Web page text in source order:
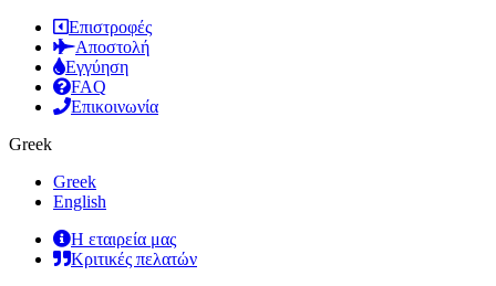
Επιστροφές
Αποστολή
Εγγύηση
FAQ
Επικοινωνία
Greek
Greek
English
Η εταιρεία μας
Κριτικές πελατών